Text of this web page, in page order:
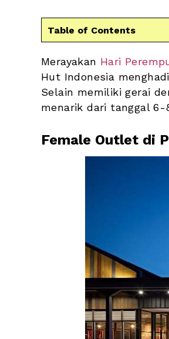
Table of Contents
Merayakan Hari
Hut Indonesia
Selain memiliki gerai
menarik dari tanggal 6-
Female Outlet di